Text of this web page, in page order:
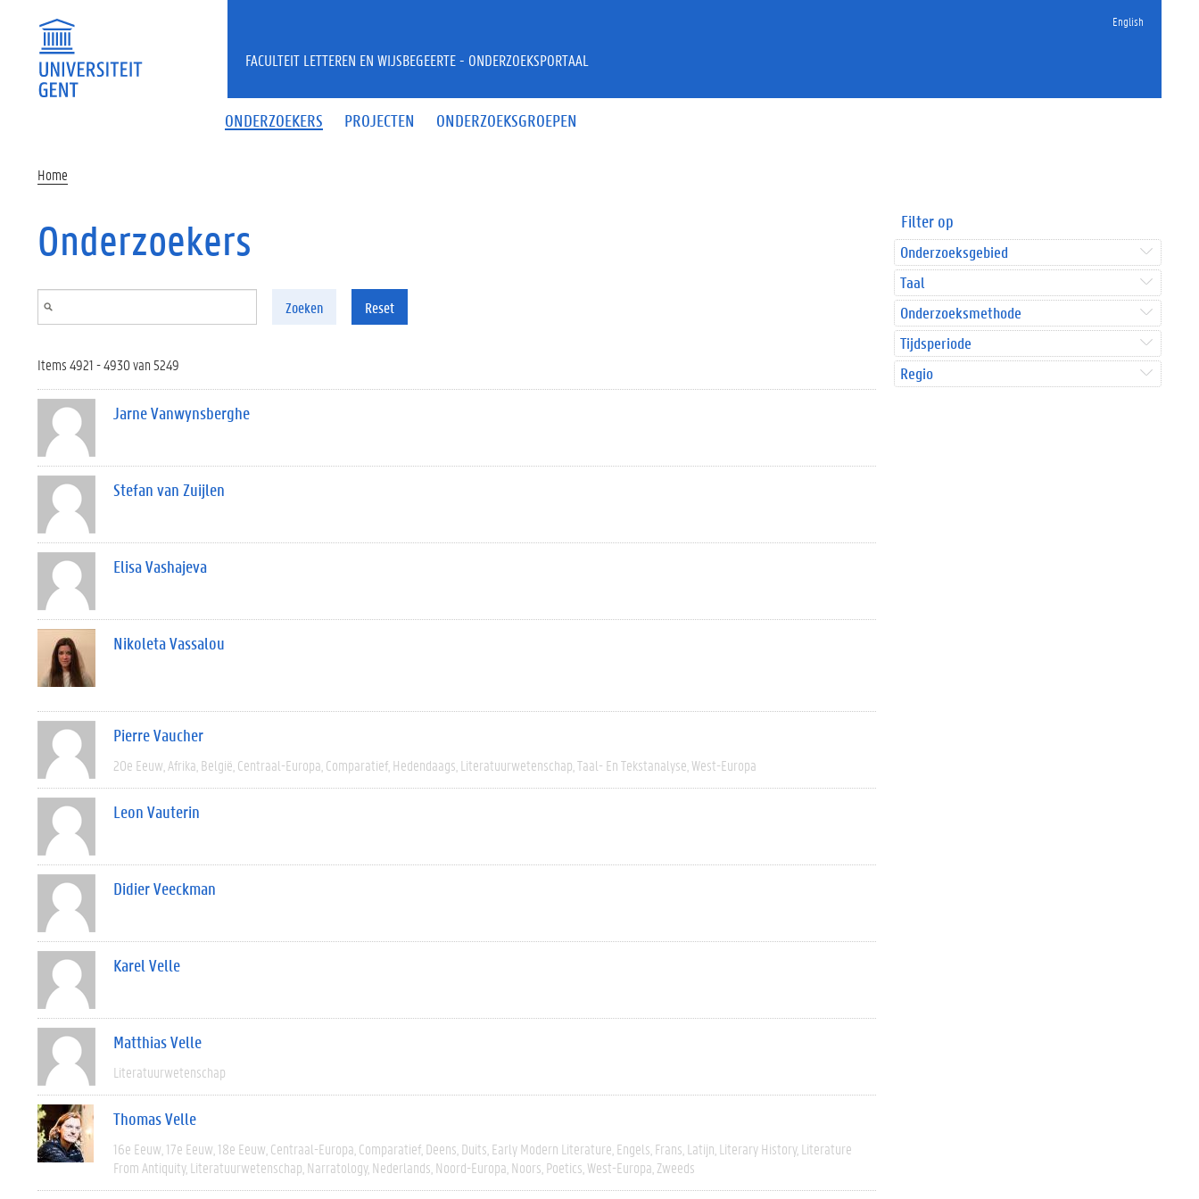
English
ONDERZOEKERS PROJECTEN ONDERZOEKSGROEPEN
FACULTEIT LETTEREN EN WIJSBEGEERTE - ONDERZOEKSPORTAAL
Home
Onderzoekers
Zoeken Reset
Items 4921 - 4930 van 5249
Jarne Vanwynsberghe
Stefan van Zuijlen
Elisa Vashajeva
Nikoleta Vassalou
Pierre Vaucher
20e Eeuw Afrika België Centraal-Europa Comparatief Hedendaags Literatuurwetenschap Taal- En Tekstanalyse West-Europa
Leon Vauterin
Didier Veeckman
Karel Velle
Matthias Velle
Literatuurwetenschap
Thomas Velle
16e Eeuw 17e Eeuw 18e Eeuw Centraal-Europa Comparatief Deens Duits Early Modern Literature Engels Frans Latijn Literary History Literature
From Antiquity Literatuurwetenschap Narratology Nederlands Noord-Europa Noors Poetics West-Europa Zweeds
Filter op
Onderzoeksgebied
Taal
Onderzoeksmethode
Tijdsperiode
Regio